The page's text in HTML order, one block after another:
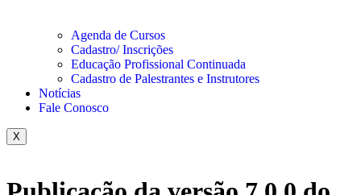
Agenda de Cursos
Cadastro/ Inscrições
Educação Profissional Continuada
Cadastro de Palestrantes e Instrutores
Notícias
Fale Conosco
X